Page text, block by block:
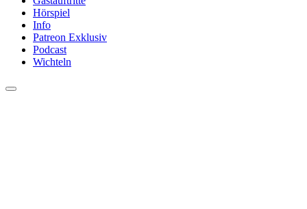
Hörspiel
Info
Patreon Exklusiv
Podcast
Wichteln